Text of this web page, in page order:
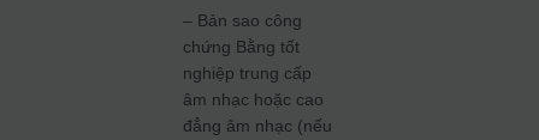
– Bản sao công
chứng Bằng tốt
nghiệp trung cấp
âm nhạc hoặc cao
đẳng âm nhạc (nếu